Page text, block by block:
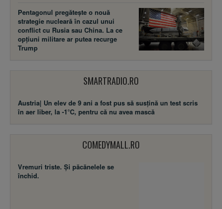
Pentagonul pregătește o nouă
strategie nucleară în cazul unui
conflict cu Rusia sau China. La ce
opțiuni militare ar putea recurge
Trump
SMARTRADIO.RO
Austria| Un elev de 9 ani a fost pus să susţină un test scris
în aer liber, la -1°C, pentru că nu avea mască
COMEDYMALL.RO
Vremuri triste. Şi păcănelele se
închid.